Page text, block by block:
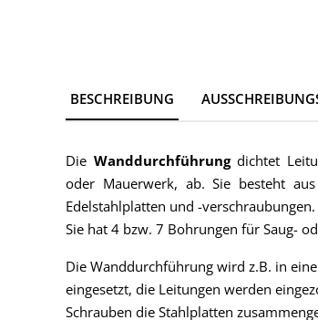
BESCHREIBUNG
Die Wanddurchführungdichtet
oder Mauerwerk, ab. Sie besteht
Edelstahlplatten und -verschraubungen.
Sie hat 4 bzw. 7 Bohrungen für Saug-
Die Wanddurchführung wird z.B. in
eingesetzt, die Leitungen werden
Schrauben die Stahlplatten